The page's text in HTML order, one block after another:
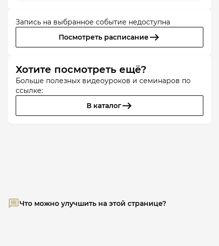
Запись на выбранное событие недоступна
Посмотреть расписание
Хотите посмотреть ещё?
Больше полезных видеоуроков и семинаров по
ссылке:
В каталог
Что можно улучшить на этой странице?